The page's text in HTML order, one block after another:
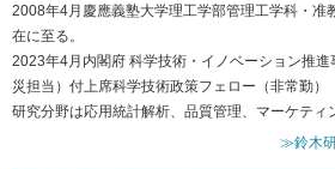
2008年4月慶應義塾大学理工学部管理工学科・准
在に至る。
2023年4月内閣府 科学技術・イノベーション推
災担当）付上席科学技術政策フェロー（非常勤）
研究分野は応用統計解析、品質管理、マーケティ
≫鈴木